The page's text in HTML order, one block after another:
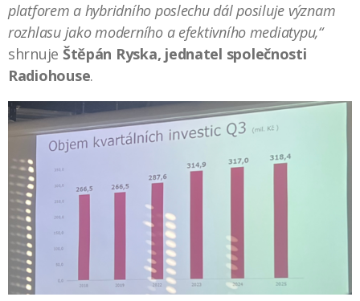
platforem a hybridního poslechu dál posiluje význam
rozhlasu jako moderního a efektivního mediatypu,“
shrnuje Štěpán Ryska, jednatel společnosti
Radiohouse.